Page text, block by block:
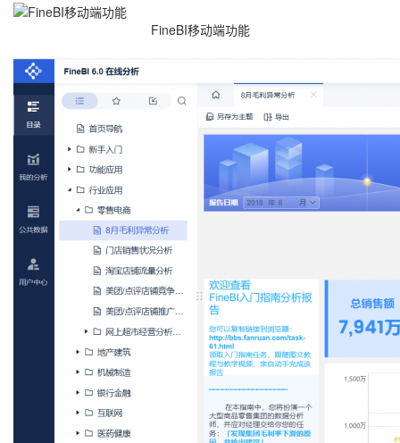
FineBI移动端功能